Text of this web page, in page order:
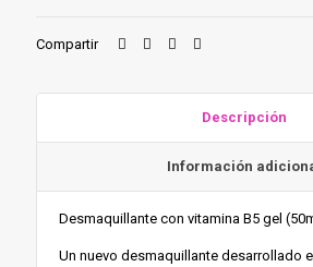
Compartir
Descripción
Información
Desmaquillante con vitamina B5 gel
Un nuevo desmaquillante desarrollado